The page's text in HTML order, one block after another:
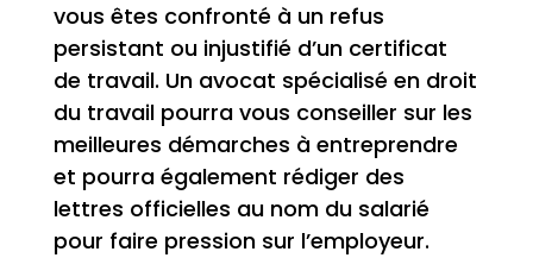
vous êtes confronté à un refus
persistant ou injustifié d’un certificat
de travail. Un avocat spécialisé en droit
du travail pourra vous conseiller sur les
meilleures démarches à entreprendre
et pourra également rédiger des
lettres officielles au nom du salarié
pour faire pression sur l’employeur.